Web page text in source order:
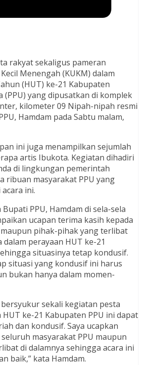
rakyat sekaligus pameran
Menengah (KUKM) dalam
(HUT) ke-21 Kabupaten
(PPU) yang dipusatkan di komplek
kilometer 09 Nipah-nipah resmi
Hamdam pada Sabtu malam,
ini juga menampilkan sejumlah
artis Ibukota. Kegiatan dihadiri
di lingkungan pemerintah
ribuan masyarakat PPU yang
ini.
PPU, Hamdam di sela-sela
ucapan terima kasih kepada
pihak-pihak yang terlibat
perayaan HUT ke-21
situasinya tetap kondusif.
situasi yang kondusif ini harus
bukan hanya dalam momen-
sekali kegiatan pesta
ke-21 Kabupaten PPU ini dapat
dan kondusif. Saya ucapkan
masyarakat PPU maupun
di dalamnya sehingga acara ini
baik,” kata Hamdam.